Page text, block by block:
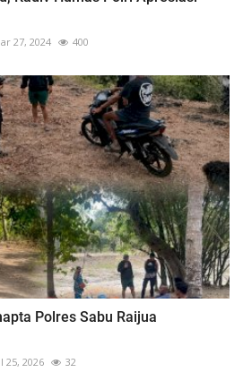
27, 2024 400
Polres Sabu Raijua
25, 2026 32